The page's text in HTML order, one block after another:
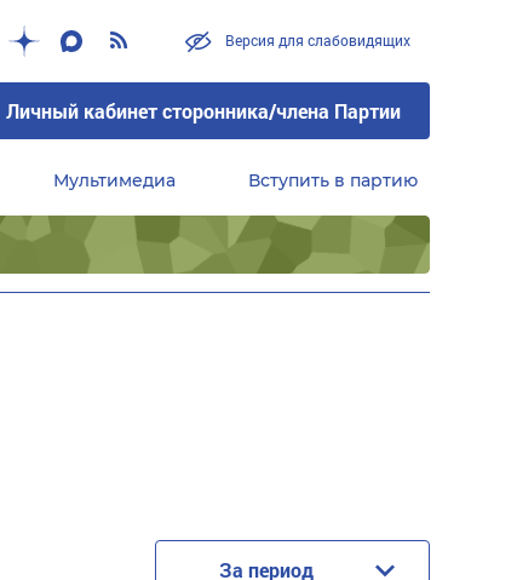
Версия для слабовидящих
Личный кабинет сторонника/члена Партии
Мультимедиа Вступить в партию
За период